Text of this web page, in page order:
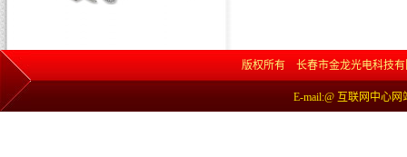
版权所有 长春市金龙光电科技有
E-mail:@ 互联网中心